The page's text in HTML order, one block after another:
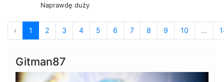
Naprawdę duży
‹ 1 2 3 4 5 6 7 8 9 10 ...
Gitman87